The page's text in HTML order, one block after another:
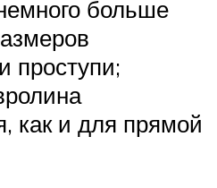
больше
проступи;
как и для прямой